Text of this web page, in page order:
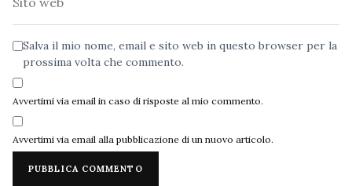
Salva il mio nome, email e sito web in questo browser per la
prossima volta che commento.
Avvertimi via email in caso di risposte al mio commento.
Avvertimi via email alla pubblicazione di un nuovo articolo.